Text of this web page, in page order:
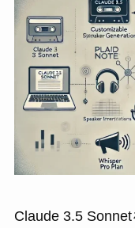
Claude 3.5